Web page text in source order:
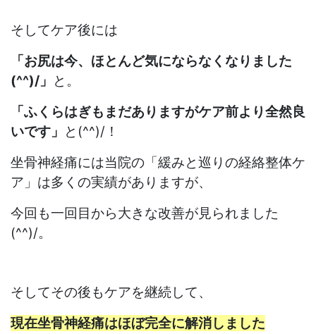
そしてケア後には
「お尻は今、ほとんど気にならなくなりました
(^^)/」 と。
「ふくらはぎもまだありますがケア前より全然良
いです」 と(^^)/！
坐骨神経痛には当院の「緩みと巡りの経絡整体ケ
ア」は多くの実績がありますが、
今回も一回目から大きな改善が見られました
(^^)/。
そしてその後もケアを継続して、
現在坐骨神経痛はほぼ完全に解消しました